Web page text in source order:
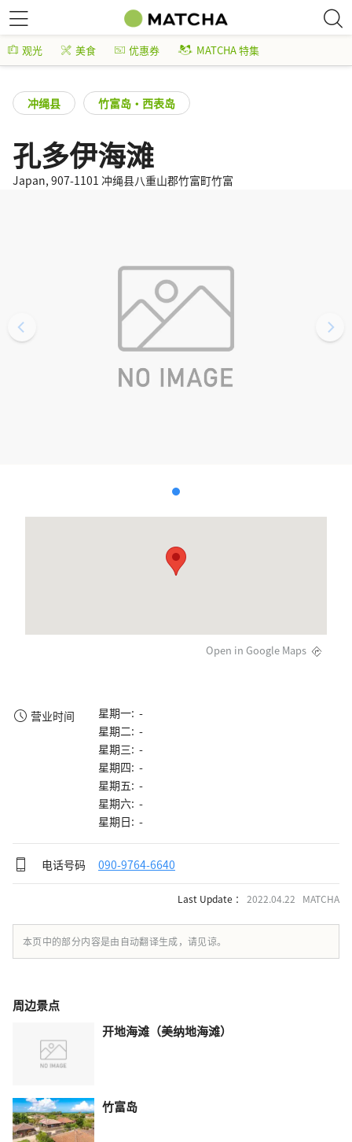
观光 美食 优惠券 MATCHA 特集
冲绳县 竹富岛・西表岛
孔多伊海滩
Japan, 907-1101 冲绳县八重山郡竹富町竹富
Open in Google Maps
营业时间
星期一: -
星期二: -
星期三: -
星期四: -
星期五: -
星期六: -
星期日: -
电话号码 090-9764-6640
Last Update ： 2022.04.22 MATCHA
本页中的部分内容是由自动翻译生成，请见谅。
周边景点
开地海滩（美纳地海滩）
竹富岛